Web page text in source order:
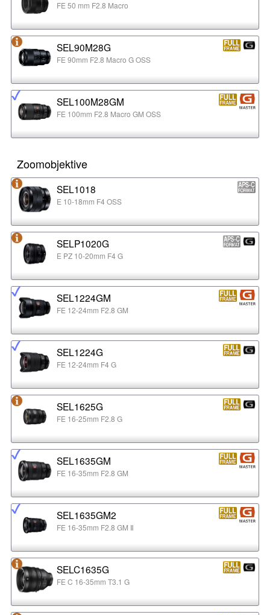
FE 50 mm F2.8 Macro
SEL90M28G
FE 90mm F2.8 Macro G OSS
SEL100M28GM
FE 100mm F2.8 Macro GM OSS
Zoomobjektive
SEL1018
E 10-18mm F4 OSS
SELP1020G
E PZ 10-20mm F4 G
SEL1224GM
FE 12-24mm F2.8 GM
SEL1224G
FE 12-24mm F4 G
SEL1625G
FE 16-25mm F2.8 G
SEL1635GM
FE 16-35mm F2.8 GM
SEL1635GM2
FE 16-35mm F2.8 GM Ⅱ
SELC1635G
FE C 16-35mm T3.1 G